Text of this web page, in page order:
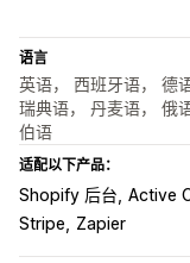
语言
英语， 西班牙语， 德
瑞典语， 丹麦语， 俄
伯语
适配以下产品：
Shopify 后台 Active
Stripe
Zapier